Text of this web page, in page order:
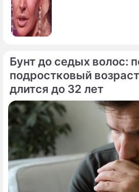
Бунт до седых волос:
подростковый
длится до 32 лет